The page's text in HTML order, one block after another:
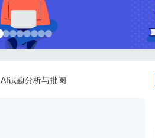
AI试题分析与批阅